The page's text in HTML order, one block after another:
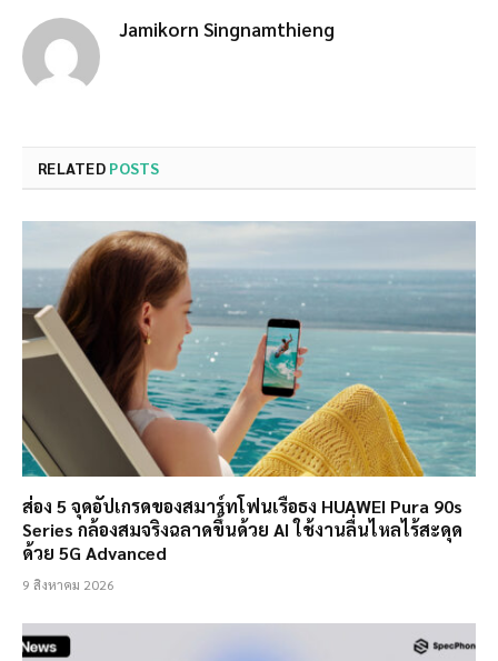
Jamikorn Singnamthieng
RELATED POSTS
ส่อง 5 จุดอัปเกรดของสมาร์ทโฟนเรือธง HUAWEI Pura 90s
Series กล้องสมจริงฉลาดขึ้นด้วย AI ใช้งานลื่นไหลไร้สะดุด
ด้วย 5G Advanced
9 สิงหาคม 2026